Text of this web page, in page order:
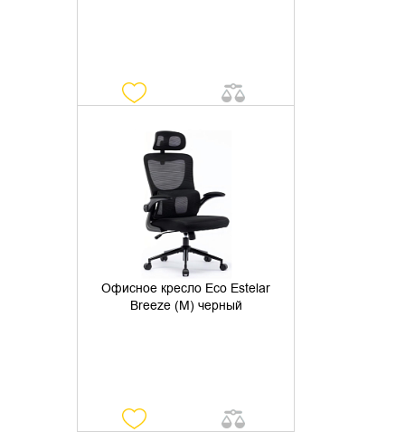
Офисное кресло Eco Estelar
Breeze (M) черный
УТОЧНИТЬ НАЛИЧИЕ